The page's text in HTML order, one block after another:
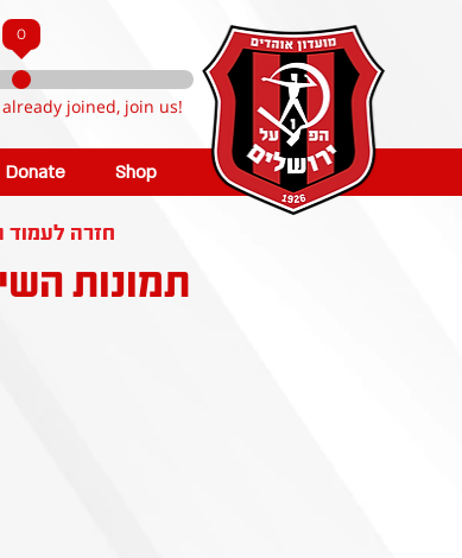
0
joined, join us!
Donate Shop
< חזרה לעמוד
תמונות